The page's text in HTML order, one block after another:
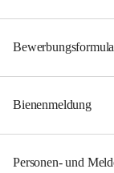
Bienenmeldung
Personen- und